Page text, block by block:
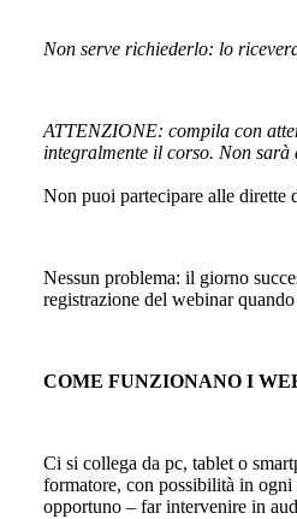
Non serve richiederlo: lo
ATTENZIONE: compila con
integralmente il corso. Non
Non puoi partecipare alle dirette
Nessun problema: il giorno
registrazione del webinar
COME FUNZIONANO I
Ci si collega da pc, tablet o
formatore, con possibilità in
opportuno – far intervenire in